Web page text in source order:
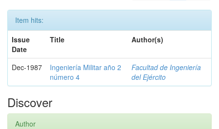
Item hits:
Issue
Date
Title Author(s)
Dec-1987
Ingeniería Militar año 2
número 4
Facultad de Ingeniería
del Ejército
Discover
Author